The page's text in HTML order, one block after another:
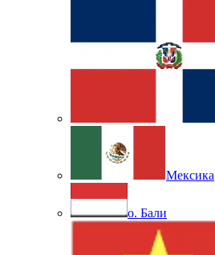
Мексика
о. Бали